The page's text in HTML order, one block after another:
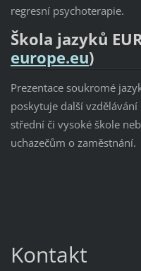
regresní psychoterapie.
Škola jazyků
europe.eu)
Prezentace soukromé
poskytuje další
střední či vysoké škole
uchazečům o zaměstnání.
Kontakt